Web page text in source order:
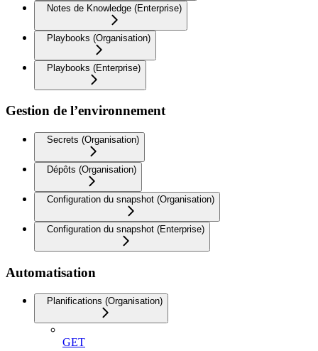
Notes de Knowledge (Enterprise)
Playbooks (Organisation)
Playbooks (Enterprise)
Gestion de l’environnement
Secrets (Organisation)
Dépôts (Organisation)
Configuration du snapshot (Organisation)
Configuration du snapshot (Enterprise)
Automatisation
Planifications (Organisation)
GET